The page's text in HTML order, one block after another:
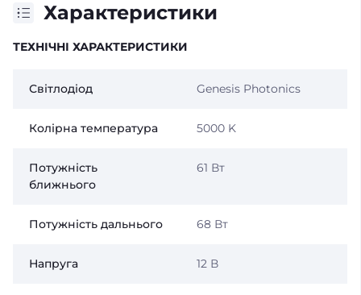
Характеристики
ТЕХНІЧНІ ХАРАКТЕРИСТИКИ
Світлодіод Genesis Photonics
Колірна температура 5000 K
Потужність
ближнього
61 Вт
Потужність дальнього 68 Вт
Напруга 12 В